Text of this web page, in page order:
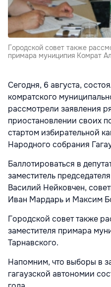
Городской совет также
примара муниципия Комрат
Сегодня, 6 августа,
комратского
рассмотрели заявления
приостановлении своих
стартом избирательной
Народного собрания
Баллотироваться в
заместитель
Василий Нейковчен,
Иван Мардарь и Максим
Городской совет также
заместителя примара
Тарнавского.
Напомним, что выборы в
гагаузской автономии